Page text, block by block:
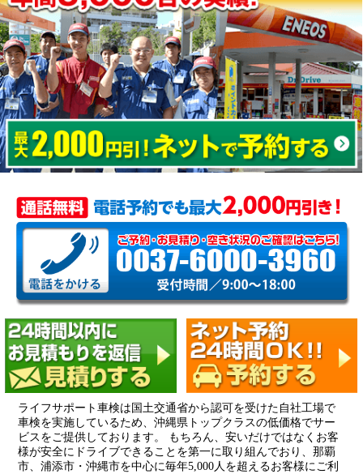
ライフサポート車検は国土交通省から認可を受けた自社工場で
車検を実施しているため、沖縄県トップクラスの低価格でサー
ビスをご提供しております。 もちろん、安いだけではなくお客
様が安全にドライブできることを第一に取り組んでおり、那覇
市、浦添市・沖縄市を中心に毎年5,000人を超えるお客様にご利